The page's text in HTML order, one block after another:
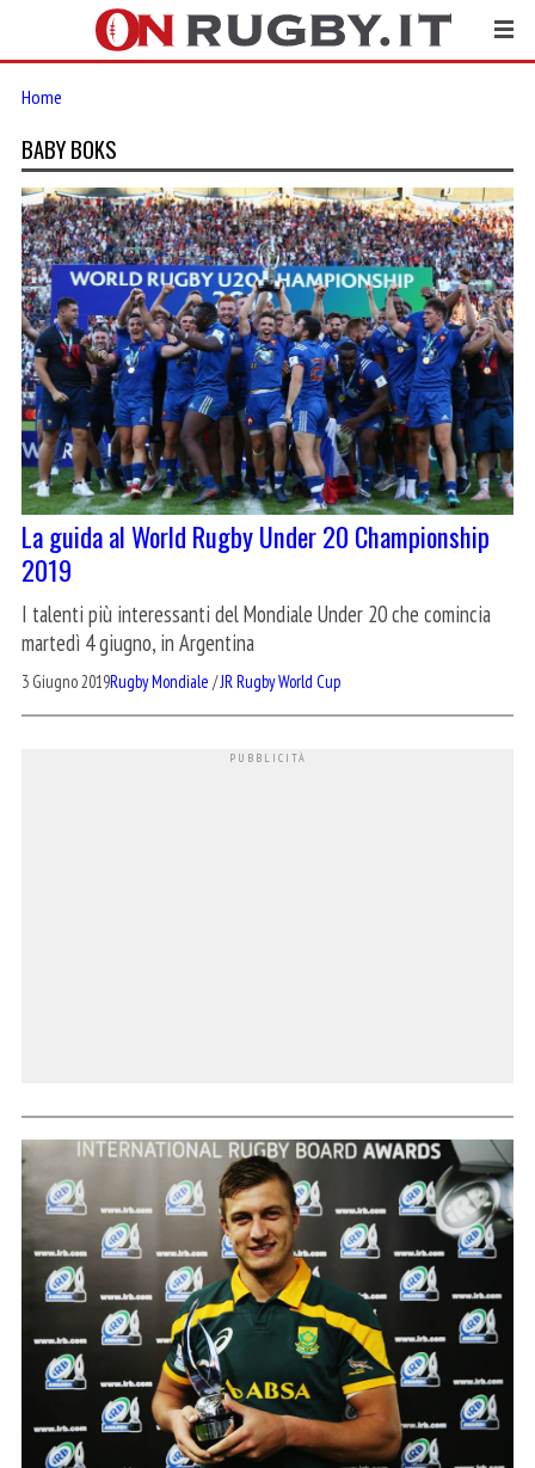
Home
BABY BOKS
La guida al World Rugby Under 20 Championship
2019
I talenti più interessanti del Mondiale Under 20 che comincia
martedì 4 giugno, in Argentina
3 Giugno 2019Rugby Mondiale /JR Rugby World Cup